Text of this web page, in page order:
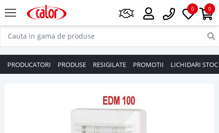
0
0
PRODUCATORI PRODUSE RESIGILATE PROMOTII LICHIDARI STOC